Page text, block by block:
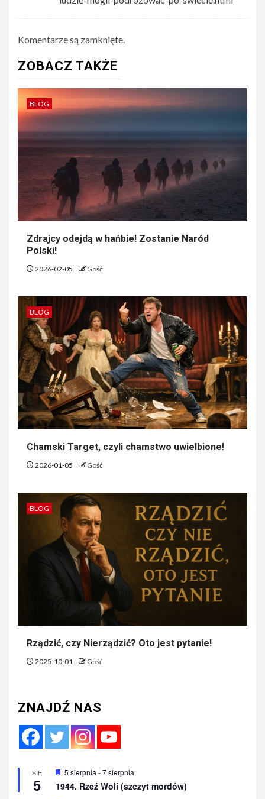
Komentarze są zamknięte.
ZOBACZ TAKŻE
BLOG
Zdrajcy odejdą w hańbie! Zostanie Naród
Polski!
2026-02-05 Gość
BLOG
Chamski Target, czyli chamstwo uwielbione!
2026-01-05 Gość
BLOG
Rządzić, czy Nierządzić? Oto jest pytanie!
2025-10-01 Gość
ZNAJDŹ NAS
SIE
5
Wyróżnione
5 sierpnia -7 sierpnia
1944. Rzeź Woli (szczyt mordów)